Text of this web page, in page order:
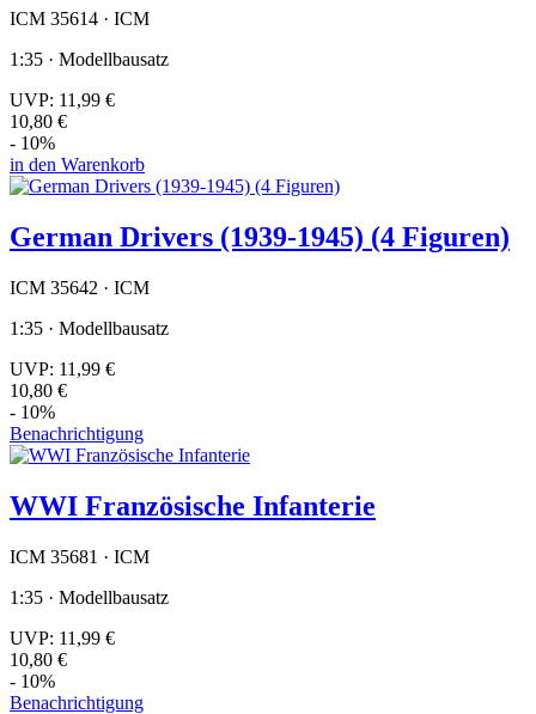
ICM 35614 · ICM
1:35 · Modellbausatz
UVP: 11,99 €
10,80 €
- 10%
in den Warenkorb
German Drivers (1939-1945) (4 Figuren)
ICM 35642 · ICM
1:35 · Modellbausatz
UVP: 11,99 €
10,80 €
- 10%
Benachrichtigung
WWI Französische Infanterie
ICM 35681 · ICM
1:35 · Modellbausatz
UVP: 11,99 €
10,80 €
- 10%
Benachrichtigung